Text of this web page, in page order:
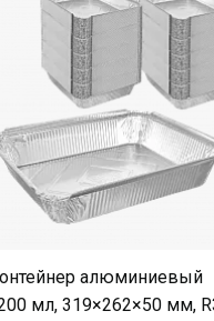
алюминиевый
мл, 319×262×50 мм,